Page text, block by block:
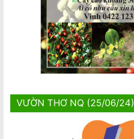
VƯỜN THƠ NQ (25/06/24)